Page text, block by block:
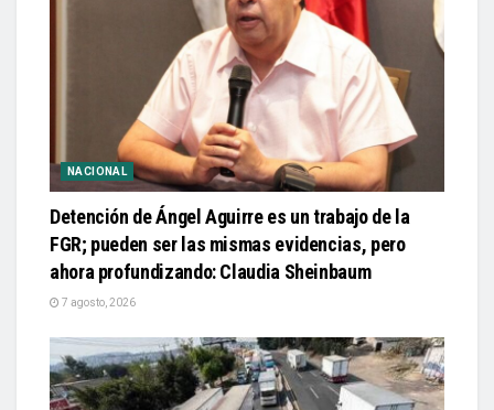
NACIONAL
Detención de Ángel Aguirre es un trabajo de la
FGR; pueden ser las mismas evidencias, pero
ahora profundizando: Claudia Sheinbaum
7 agosto, 2026